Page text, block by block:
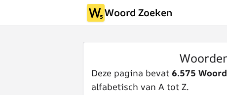
Woord Zoeken
Deze pagina bevat 6.575
alfabetisch van A tot Z.